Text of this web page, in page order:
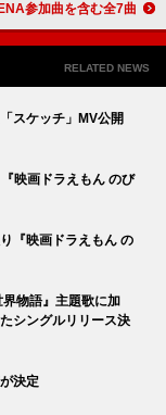
アルバム『Echo』はYENA参加曲を含む全7曲
RELATED NEWS
スケッチ」MV公開
映画ドラえもん のび
『映画ドラえもん の
物語』主題歌に加
シングルリリース決
決定